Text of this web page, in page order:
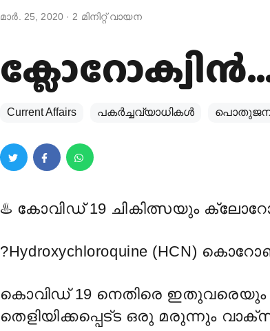
മാർ. 25, 2020 ·2 മിനിറ്റ് വായന
Current Affairs പകര്‍ച്ചവ്യാധികള്‍
♨️ കോവിഡ് 19 ചികിത്സയും
?Hydroxychloroquine (HCN)
കൊവിഡ് 19 നെതിരെ ഇതുവരെയും
തെളിയിക്കപ്പെട്ട ഒരു മരുന്നും